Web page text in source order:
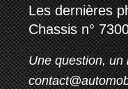
Les dernières
Chassis n°
Une question, un